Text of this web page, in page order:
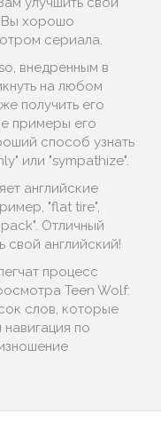
Вы хорошо
сериала.
внедренным в
на любом
получить его
примеры его
способ узнать
или "sympathize".
английские
"flat tire",
Отличный
свой английский!
процесс
Teen Wolf:
слов, которые
по